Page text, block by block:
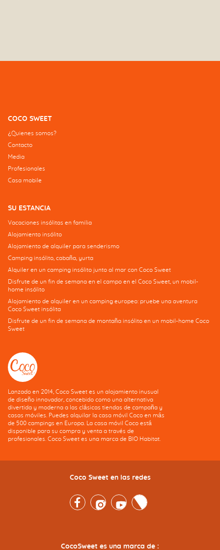
COCO SWEET
¿Quienes somos?
Contacto
Media
Profesionales
Casa mobile
SU ESTANCIA
Vacaciones insólitas en familia
Alojamiento insólito
Alojamiento de alquiler para senderismo
Camping insólito, cabaña, yurta
Alquiler en un camping insólito junto al mar con Coco Sweet
Disfrute de un fin de semana en el campo en el Coco Sweet, un mobil-
home insólito
Alojamiento de alquiler en un camping europeo: pruebe una aventura
Coco Sweet insólita
Disfrute de un fin de semana de montaña insólito en un mobil-home Coco
Sweet
Lanzado en 2014, Coco Sweet es un alojamiento inusual
de diseño innovador, concebido como una alternativa
divertida y moderna a las clásicas tiendas de campaña y
casas móviles. Puedes alquilar la casa móvil Coco en más
de 500 campings en Europa. La casa móvil Coco está
disponible para su compra y venta a través de
profesionales. Coco Sweet es una marca de BIO Habitat.
Coco Sweet en las redes
FacebookInstagramYoutubeTwitter
CocoSweet es una marca de :